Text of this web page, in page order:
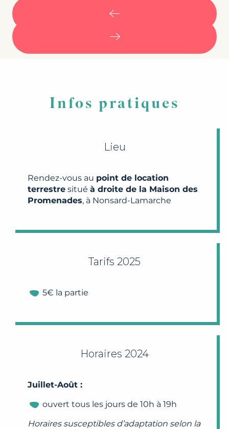
Infos pratiques
Lieu
Rendez-vous au point de location
terrestre situé à droite de la Maison des
Promenades, à Nonsard-Lamarche
Tarifs 2025
5€ la partie
Horaires 2024
Juillet-Août :
ouvert tous les jours de 10h à 19h
Horaires susceptibles d’adaptation selon la